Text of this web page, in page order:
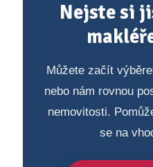
Nejste si
Můžete začít
nebo nám rovnou
nemovitosti.
se na